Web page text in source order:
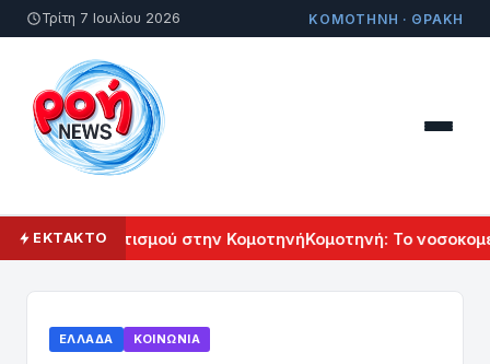
Τρίτη 7 Ιουλίου 2026 ΚΟΜΟΤΗΝΗ · ΘΡΑΚΗ
ΕΚΤΑΚΤΟ
Πολιτισμού στην ΚομοτηνήΚομοτηνή: Το
ΕΛΛΆΔΑ ΚΟΙΝΩΝΊΑ